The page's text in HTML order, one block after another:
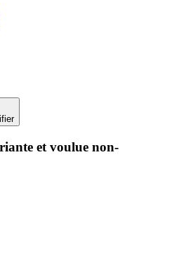
et voulue non-